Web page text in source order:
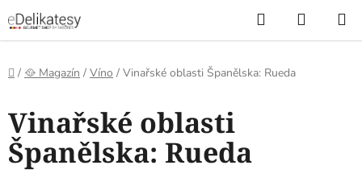
na
obsah
Hledat
KOŠÍK
Domů
/ 🥘 Magazín / Víno / Vinařské oblasti Španělska: Rueda
Vinařské oblasti
Španělska: Rueda